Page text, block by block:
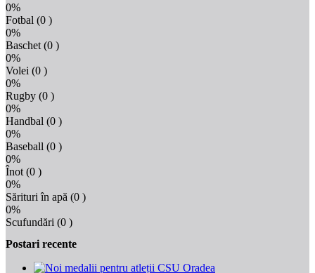
0%
Fotbal (0 )
0%
Baschet (0 )
0%
Volei (0 )
0%
Rugby (0 )
0%
Handbal (0 )
0%
Baseball (0 )
0%
Înot (0 )
0%
Sărituri în apă (0 )
0%
Scufundări (0 )
Postari recente